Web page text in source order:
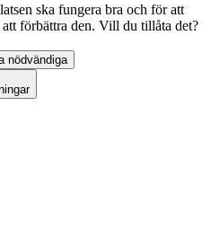
ska fungera bra och för att
förbättra den. Vill du tillåta det?
nödvändiga